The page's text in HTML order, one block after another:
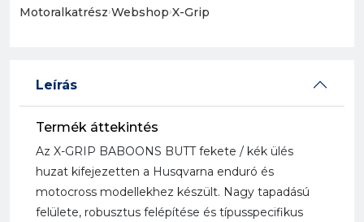
Motoralkatrész›Webshop›X-Grip
Leírás
Termék áttekintés
Az X-GRIP BABOONS BUTT fekete / kék ülés
huzat kifejezetten a Husqvarna enduró és
motocross modellekhez készült. Nagy tapadású
felülete, robusztus felépítése és típusspecifikus